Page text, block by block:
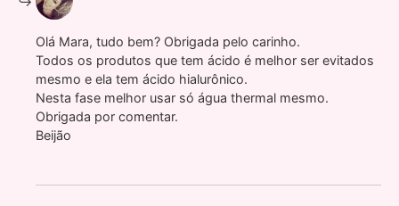
Olá Mara, tudo bem? Obrigada pelo carinho.
Todos os produtos que tem ácido é melhor ser evitados
mesmo e ela tem ácido hialurônico.
Nesta fase melhor usar só água thermal mesmo.
Obrigada por comentar.
Beijão